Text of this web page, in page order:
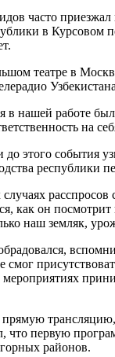
часто
в Курсовом
театре в
в нашей работе
на
до этого события
республики
как он
наш земляк,
смог
что первую
районов.